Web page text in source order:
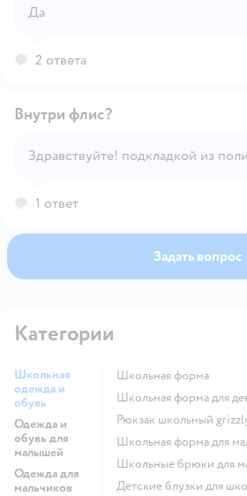
Да
2 ответа
Внутри флис?
Здравствуйте! подкладкой из
1 ответ
Задать вопрос
Категории
Школьная
одежда и
обувь
Одежда и
обувь для
малышей
Одежда для
мальчиков
Школьная форма
Школьная форма для
Рюкзак школьный
Школьная форма для
Школьные брюки для
Детские блузки для